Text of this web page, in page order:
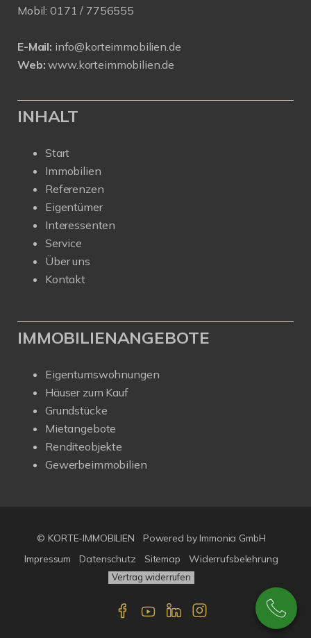
Mobil: 0171 / 7756555
E-Mail: info@korteimmobilien.de
Web: www.korteimmobilien.de
INHALT
Start
Immobilien
Referenzen
Eigentümer
Interessenten
Service
Über uns
Kontakt
IMMOBILIENANGEBOTE
Eigentumswohnungen
Häuser zum Kauf
Grundstücke
Mietangebote
Renditeobjekte
Gewerbeimmobilien
© KORTE-IMMOBILIEN
Powered by Immonia GmbH
Impressum
Datenschutz Sitemap Widerrufsbelehrung
Vertrag widerrufen